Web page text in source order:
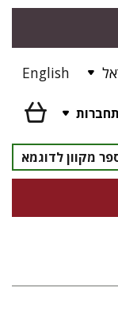
English
מקוון לדוגמא